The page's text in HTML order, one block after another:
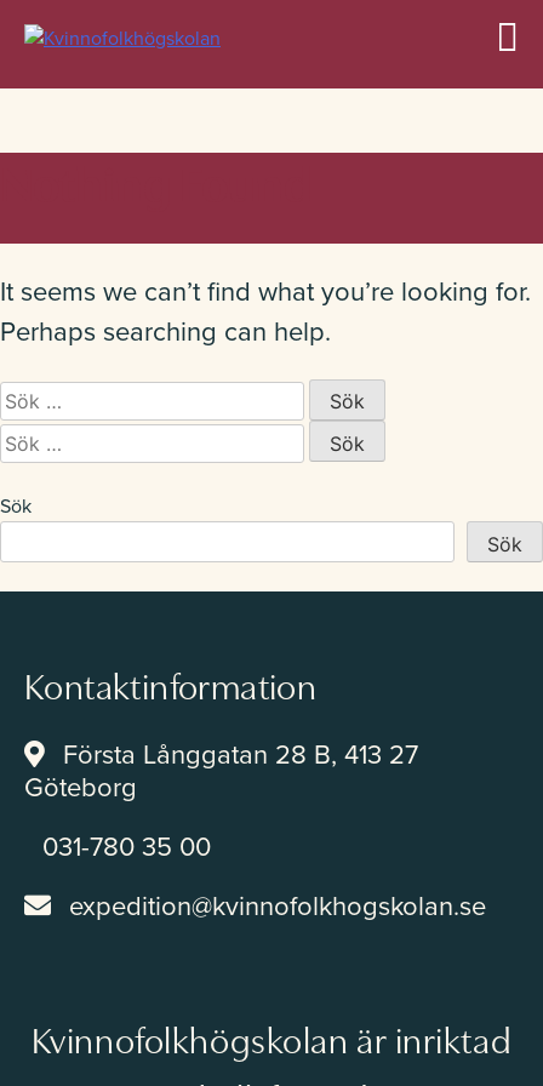
Profilkurser
Övriga kurser
Studerande
Kontakt
It seems we can’t find what you’re looking for.
Perhaps searching can help.
Sök
efter:
Sök
efter:
Sök
Sök
Kontaktinformation
Första Långgatan 28 B, 413 27
Göteborg
031-780 35 00
expedition@kvinnofolkhogskolan.se
Kvinnofolkhögskolan är inriktad